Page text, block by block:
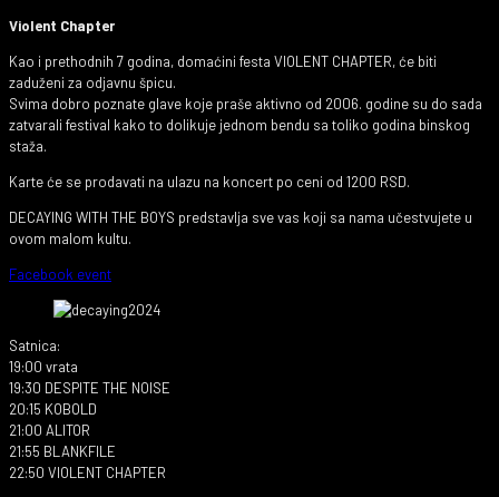
Violent Chapter
Kao i prethodnih 7 godina, domaćini festa VIOLENT CHAPTER, će biti
zaduženi za odjavnu špicu.
Svima dobro poznate glave koje praše aktivno od 2006. godine su do sada
zatvarali festival kako to dolikuje jednom bendu sa toliko godina binskog
staža.
Karte će se prodavati na ulazu na koncert po ceni od 1200 RSD.
DECAYING WITH THE BOYS predstavlja sve vas koji sa nama učestvujete u
ovom malom kultu.
Facebook event
Satnica:
19:00 vrata
19:30 DESPITE THE NOISE
20:15 KOBOLD
21:00 ALITOR
21:55 BLANKFILE
22:50 VIOLENT CHAPTER